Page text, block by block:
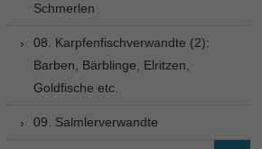
Schmerlen
08. Karpfenfischverwandte (2):
Barben, Bärblinge, Elritzen,
Goldfische etc.
09. Salmlerverwandte